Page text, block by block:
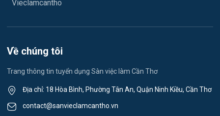
Thể dục - thể thao
Lái xe
Tiếng Nhật
Việc làm Nhơn Ái
Vieclamcantho
Về chúng tôi
Trang thông tin tuyển dụng Sàn việc làm Cần Thơ
Địa chỉ: 18 Hòa Bình, Phường Tân An, Quận Ninh Kiều, Cần Thơ
contact@sanvieclamcantho.vn